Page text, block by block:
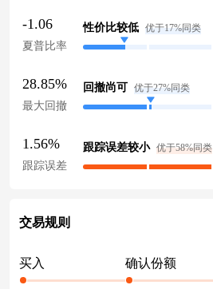
-1.06
夏普比率
性价比较低 优于17%同类
28.85%
最大回撤
回撤尚可 优于27%同类
1.56%
跟踪误差
跟踪误差较小 优于58%同类
交易规则
买入 确认份额